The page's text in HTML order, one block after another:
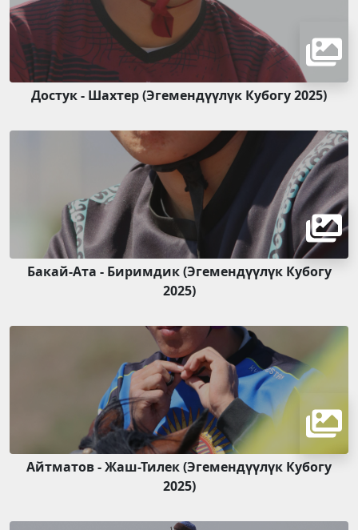
Достук - Шахтер (Эгемендүүлүк Кубогу 2025)
Бакай-Ата - Биримдик (Эгемендүүлүк Кубогу
2025)
Айтматов - Жаш-Тилек (Эгемендүүлүк Кубогу
2025)